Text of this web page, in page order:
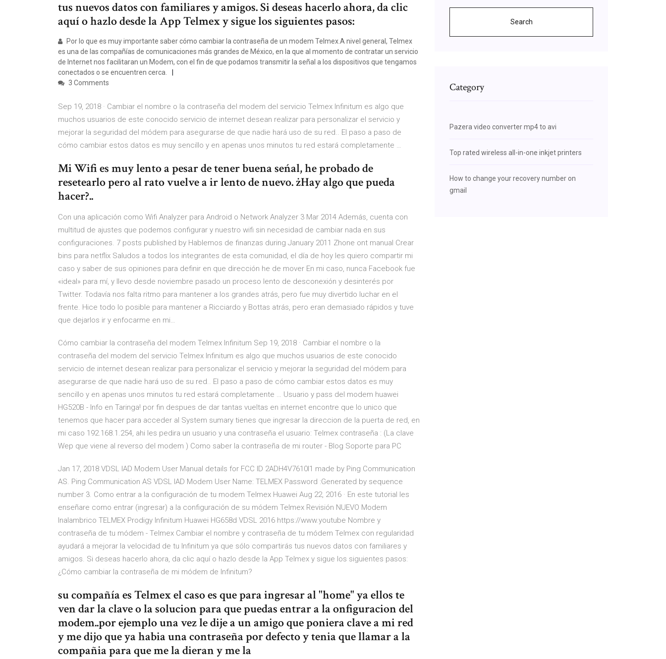
tus nuevos datos con familiares y amigos. Si deseas hacerlo ahora, da clic
aquí o hazlo desde la App Telmex y sigue los siguientes pasos:
Por lo que es muy importante saber cómo cambiar la contraseña de un modem Telmex.A nivel general, Telmex
es una de las compañías de comunicaciones más grandes de México, en la que al momento de contratar un servicio
de Internet nos facilitaran un Modem, con el fin de que podamos transmitir la señal a los dispositivos que tengamos
conectados o se encuentren cerca.
3 Comments
Sep 19, 2018 · Cambiar el nombre o la contraseña del modem del servicio Telmex Infinitum es algo que
muchos usuarios de este conocido servicio de internet desean realizar para personalizar el servicio y
mejorar la seguridad del módem para asegurarse de que nadie hará uso de su red.. El paso a paso de
cómo cambiar estos datos es muy sencillo y en apenas unos minutos tu red estará completamente …
Mi Wifi es muy lento a pesar de tener buena seńal, he probado de
resetearlo pero al rato vuelve a ir lento de nuevo. żHay algo que pueda
hacer?..
Con una aplicación como Wifi Analyzer para Android o Network Analyzer 3 Mar 2014 Además, cuenta con
multitud de ajustes que podemos configurar y nuestro wifi sin necesidad de cambiar nada en sus
configuraciones. 7 posts published by Hablemos de finanzas during January 2011 Zhone ont manual Crear
bins para netflix Saludos a todos los integrantes de esta comunidad, el día de hoy les quiero compartir mi
caso y saber de sus opiniones para definir en que dirección he de mover En mi caso, nunca Facebook fue
«ideal» para mí, y llevo desde noviembre pasado un proceso lento de desconexión y desinterés por
Twitter. Todavía nos falta ritmo para mantener a los grandes atrás, pero fue muy divertido luchar en el
frente. Hice todo lo posible para mantener a Ricciardo y Bottas atrás, pero eran demasiado rápidos y tuve
que dejarlos ir y enfocarme en mi…
Cómo cambiar la contraseña del modem Telmex Infinitum Sep 19, 2018 · Cambiar el nombre o la
contraseña del modem del servicio Telmex Infinitum es algo que muchos usuarios de este conocido
servicio de internet desean realizar para personalizar el servicio y mejorar la seguridad del módem para
asegurarse de que nadie hará uso de su red.. El paso a paso de cómo cambiar estos datos es muy
sencillo y en apenas unos minutos tu red estará completamente … Usuario y pass del modem huawei
HG520B - Info en Taringa! por fin despues de dar tantas vueltas en internet encontre que lo unico que
tenemos que hacer para acceder al System sumary tienes que ingresar la direccion de la puerta de red, en
mi caso 192.168.1.254, ahi les pedira un usuario y una contraseña el usuario: Telmex contraseña : (La clave
Wep que viene al reverso del modem ) Como saber la contraseña de mi router - Blog Soporte para PC
Jan 17, 2018 VDSL IAD Modem User Manual details for FCC ID 2ADH4V7610I1 made by Ping Communication
AS. Ping Communication AS VDSL IAD Modem User Name: TELMEX Password :Generated by sequence
number 3. Como entrar a la configuración de tu modem Telmex Huawei Aug 22, 2016 · En este tutorial les
enseñare como entrar (ingresar) a la configuración de su módem Telmex Revisión NUEVO Modem
Inalambrico TELMEX Prodigy Infinitum Huawei HG658d VDSL 2016 https://www.youtube Nombre y
contraseña de tu módem - Telmex Cambiar el nombre y contraseña de tu módem Telmex con regularidad
ayudará a mejorar la velocidad de tu Infinitum ya que sólo compartirás tus nuevos datos con familiares y
amigos. Si deseas hacerlo ahora, da clic aquí o hazlo desde la App Telmex y sigue los siguientes pasos:
¿Cómo cambiar la contraseña de mi módem de Infinitum?
su compañía es Telmex el caso es que para ingresar al "home" ya ellos te
ven dar la clave o la solucion para que puedas entrar a la onfiguracion del
modem..por ejemplo una vez le dije a un amigo que poniera clave a mi red
y me dijo que ya habia una contraseña por defecto y tenia que llamar a la
compañia para que me la dieran y me la
Search
Category
Pazera video converter mp4 to avi
Top rated wireless all-in-one inkjet printers
How to change your recovery number on
gmail